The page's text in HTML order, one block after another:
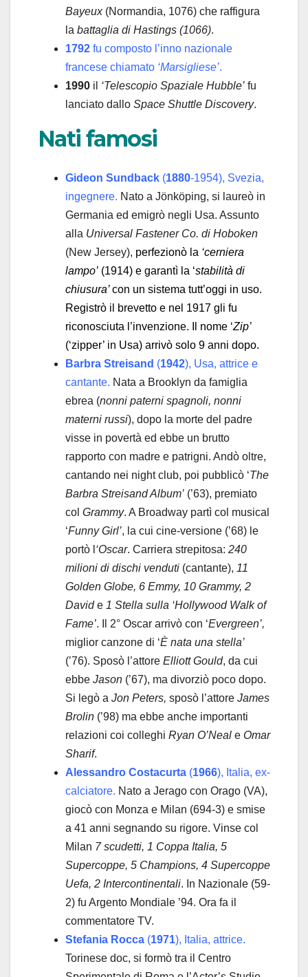
Bayeux(Normandia, 1076) che raffigura
la battaglia di Hastings (1066).
1792 fu composto l’inno nazionale
francese chiamato ‘Marsigliese’.
1990 il ‘Telescopio Spaziale Hubble’ fu
lanciato dallo Space Shuttle Discovery.
Nati famosi
Gideon Sundback (1880-1954), Svezia,
ingegnere. Nato a Jönköping, si laureò in
Germania ed emigrò negli Usa. Assunto
alla Universal Fastener Co. di Hoboken
(New Jersey), perfezionò la ‘cerniera
lampo’ (1914) e garantì la ‘stabilità di
chiusura’con un sistema tutt’oggi in uso.
Registrò il brevetto e nel 1917 gli fu
riconosciuta l’invenzione. Il nome ‘Zip’
(‘zipper’ in Usa) arrivò solo 9 anni dopo.
Barbra Streisand (1942), Usa, attrice e
cantante. Nata a Brooklyn da famiglia
ebrea (nonni paterni spagnoli, nonni
materni russi), dopo la morte del padre
visse in povertà ed ebbe un brutto
rapporto con madre e patrigni. Andò oltre,
cantando nei night club, poi pubblicò ‘The
Barbra Streisand Album’ (’63), premiato
col Grammy. A Broadway partì col musical
‘Funny Girl’, la cui cine-versione (’68) le
portò l ‘Oscar. Carriera strepitosa: 240
milioni di dischi venduti (cantante), 11
Golden Globe, 6 Emmy, 10 Grammy, 2
Davide 1 Stella sulla ‘Hollywood Walk of
Fame’. Il 2° Oscar arrivò con ‘Evergreen’,
miglior canzone di ‘È nata una stella’
(’76). Sposò l’attore Elliott Gould, da cui
ebbe Jason (’67), ma divorziò poco dopo.
Si legò a Jon Peters, sposò l’attore James
Brolin (’98) ma ebbe anche importanti
relazioni coi colleghi Ryan O’Neal e Omar
Sharif.
Alessandro Costacurta (1966), Italia, ex-
calciatore. Nato a Jerago con Orago (VA),
giocò con Monza e Milan (694-3) e smise
a 41 anni segnando su rigore. Vinse col
Milan 7 scudetti, 1 Coppa Italia, 5
Supercoppe, 5 Champions, 4 Supercoppe
Uefa, 2 Intercontinentali. In Nazionale (59-
2) fu Argento Mondiale ’94. Ora fa il
commentatore TV.
Stefania Rocca (1971), Italia, attrice.
Torinese doc, si formò tra il Centro